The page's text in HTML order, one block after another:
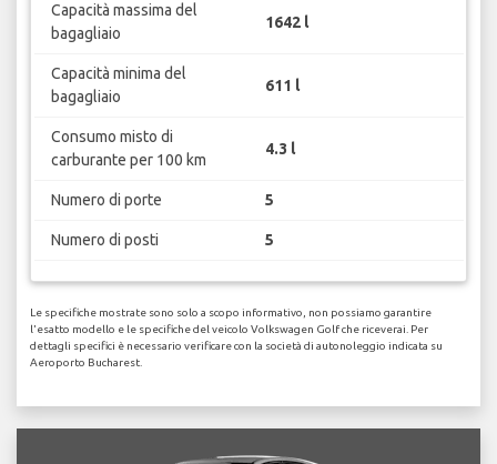
Capacità massima del
bagagliaio
1642 l
Capacità minima del
bagagliaio
611 l
Consumo misto di
carburante per 100 km
4.3 l
Numero di porte 5
Numero di posti 5
Le specifiche mostrate sono solo a scopo informativo, non possiamo garantire
l'esatto modello e le specifiche del veicolo Volkswagen Golf che riceverai. Per
dettagli specifici è necessario verificare con la società di autonoleggio indicata su
Aeroporto Bucharest.